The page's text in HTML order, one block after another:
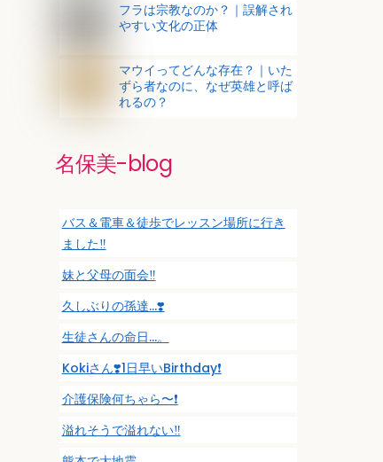
フラは宗教なのか？｜誤解され
やすい文化の正体
マウイってどんな存在？｜いた
ずら者なのに、なぜ英雄と呼ば
れるの？
名保美-blog
バス＆電車＆徒歩でレッスン場所に行き
ました‼️
妹と父母の面会‼️
久しぶりの孫達…❣️
生徒さんの命日…。
Kokiさん❣️1日早いBirthday❗️
介護保険何ちゃら〜❗️
溢れそうで溢れない‼️